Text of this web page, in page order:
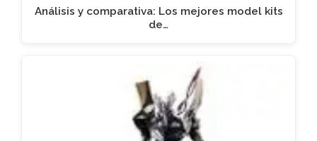
Análisis y comparativa: Los mejores model kits
de…